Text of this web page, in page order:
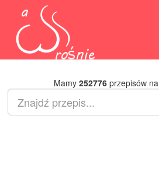
Mamy 252776przepisów na